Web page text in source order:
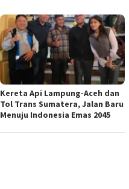
Kereta Api Lampung-Aceh dan
Tol Trans Sumatera, Jalan Baru
Menuju Indonesia Emas 2045